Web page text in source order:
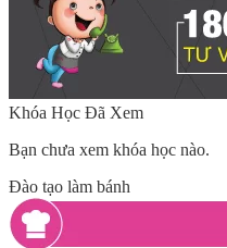
Khóa Học Đã Xem
Bạn chưa xem khóa học nào.
Đào tạo làm bánh